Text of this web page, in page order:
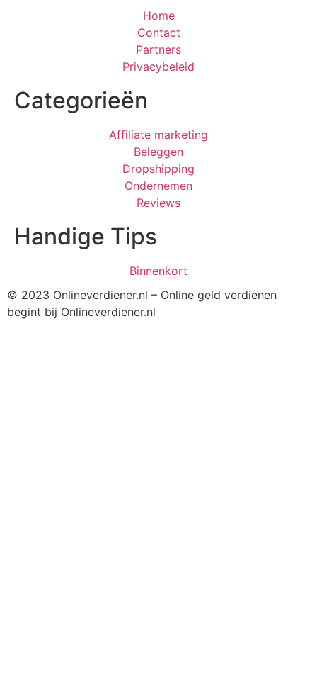
Home
Contact
Partners
Privacybeleid
Categorieën
Affiliate marketing
Beleggen
Dropshipping
Ondernemen
Reviews
Handige Tips
Binnenkort
© 2023 Onlineverdiener.nl – Online geld verdienen
begint bij Onlineverdiener.nl